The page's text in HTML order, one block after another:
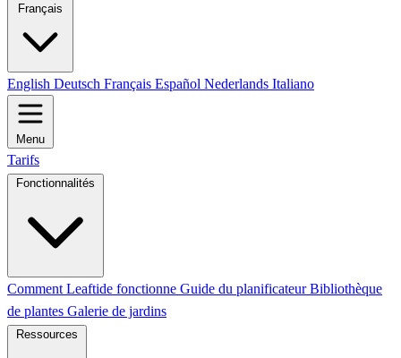
Français
English Deutsch Français Español Nederlands Italiano
Menu
Tarifs
Fonctionnalités
Comment Leaftide fonctionne Guide du planificateurBibliothèque
de plantes Galerie de jardins
Ressources